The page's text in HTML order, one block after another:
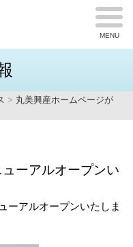
MENU
> 丸美興産ホームページが
ーアルオープンい
ーアルオープンいたしま